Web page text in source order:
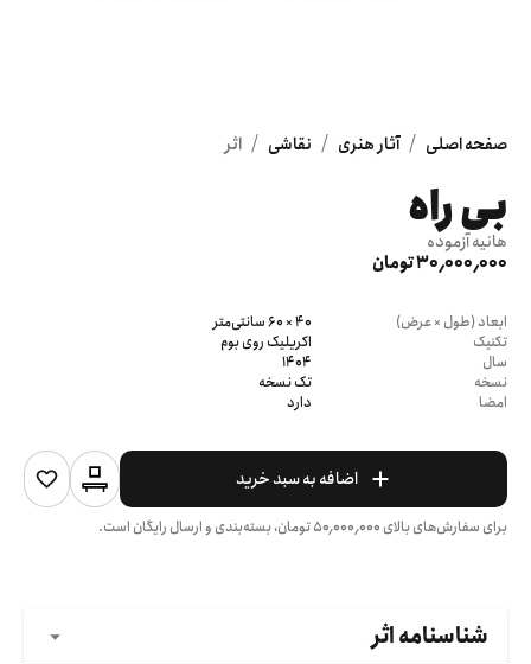
صفحه اصلی / آثار هنری / نقاشی / اثر
بی راه
هانیه آزموده
30٬000٬000 تومان
ابعاد (طول × عرض)
40 × 60 سانتی‌متر
تکنیک
اکریلیک روی بوم
سال
1404
نسخه
تک نسخه
امضا
دارد
اضافه به سبد خرید
برای سفارش‌های بالای ۵۰٬۰۰۰٬۰۰۰تومان، بسته‌بندی و ارسال رایگان است.
شناسنامه اثر